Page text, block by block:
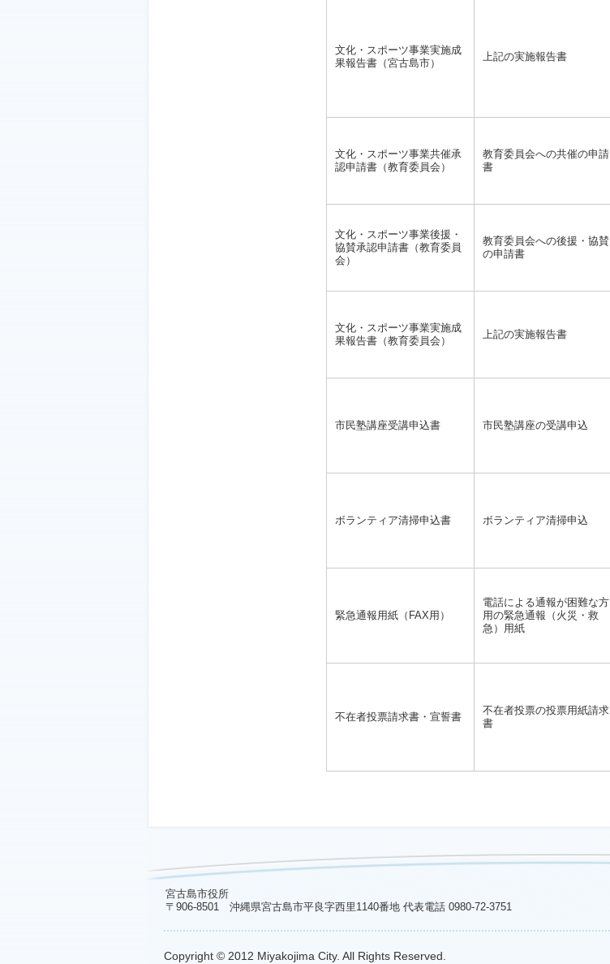
文化・スポーツ事業実施成
果報告書（宮古島市）
上記の実施報告書
文化・スポーツ事業共催承
認申請書（教育委員会）
教育委員会への共催の申請
書
文化・スポーツ事業後援・
協賛承認申請書（教育委員
会）
教育委員会への後援・協賛
の申請書
文化・スポーツ事業実施成
果報告書（教育委員会）
上記の実施報告書
市民塾講座受講申込書 市民塾講座の受講申込
ボランティア清掃申込書 ボランティア清掃申込
緊急通報用紙（FAX用）
電話による通報が困難な方
用の緊急通報（火災・救
急）用紙
不在者投票請求書・宣誓書
不在者投票の投票用紙請求
書
宮古島市役所
〒906-8501 沖縄県宮古島市平良字西里1140番地 代表電話 0980-72-3751
Copyright © 2012 Miyakojima City. All Rights Reserved.